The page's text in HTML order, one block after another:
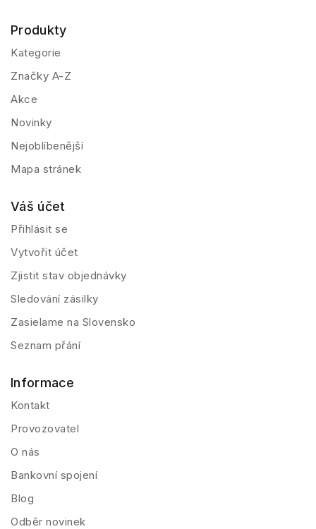
Produkty
Kategorie
Značky A-Z
Akce
Novinky
Nejoblíbenější
Mapa stránek
Váš účet
Přihlásit se
Vytvořit účet
Zjistit stav objednávky
Sledování zásilky
Zasielame na Slovensko
Seznam přání
Informace
Kontakt
Provozovatel
O nás
Bankovní spojení
Blog
Odběr novinek